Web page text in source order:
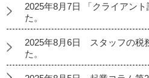
2025年8月7日 「クライアン
た。
2025年8月6日 スタッフの税
た。